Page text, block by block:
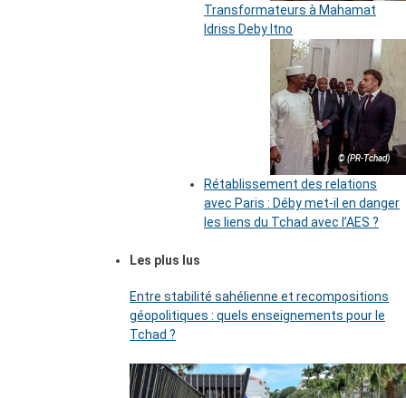
Transformateurs à Mahamat
Idriss Deby Itno
© (PR-Tchad)
Rétablissement des relations
avec Paris : Déby met-il en danger
les liens du Tchad avec l’AES ?
Les plus lus
Entre stabilité sahélienne et recompositions
géopolitiques : quels enseignements pour le
Tchad ?